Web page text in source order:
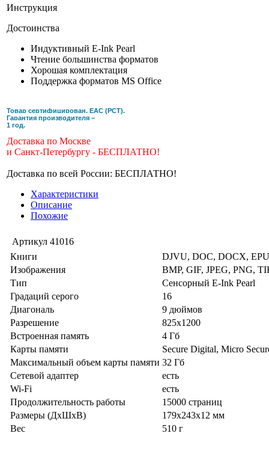
Инструкция
Достоинства
Индуктивный E-Ink Pearl
Чтение большинства форматов
Хорошая комплектация
Поддержка форматов MS Office
Товар сертифицирован. ЕАС (РСТ).
Гарантия производителя –
1 год.
Доставка по Москве
и Санкт-Петербургу - БЕСПЛАТНО!
Доставка по всей России: БЕСПЛАТНО!
Характеристики
Описание
Похожие
Артикул 41016
Книги
DJVU, DOC, DOCX,
Изображения
BMP, GIF, JPEG, PNG,
Тип
Сенсорный E-Ink Pearl
Градаций серого
16
Диагональ
9 дюймов
Разрешение
825х1200
Встроенная память
4 Гб
Карты памяти
Secure Digital, Micro
Максимальный объем карты памяти 32 Гб
Сетевой адаптер
есть
Wi-Fi
есть
Продолжительность работы
15000 страниц
Размеры (ДхШхВ)
179x243x12 мм
Вес
510 г